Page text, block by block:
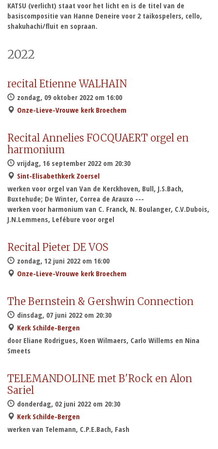
KATSU (verlicht) staat voor het licht en is de titel van de
basiscompositie van Hanne Deneire voor 2 taikospelers, cello,
shakuhachi/fluit en sopraan.
2022
recital Etienne WALHAIN
zondag, 09 oktober 2022 om 16:00
Onze-Lieve-Vrouwe kerk Broechem
Recital Annelies FOCQUAERT orgel en
harmonium
vrijdag, 16 september 2022 om 20:30
Sint-Elisabethkerk Zoersel
werken voor orgel van Van de Kerckhoven, Bull, J.S.Bach,
Buxtehude; De Winter, Correa de Arauxo ---
werken voor harmonium van C. Franck, N. Boulanger, C.V.Dubois,
J.N.Lemmens, Lefébure voor orgel
Recital Pieter DE VOS
zondag, 12 juni 2022 om 16:00
Onze-Lieve-Vrouwe kerk Broechem
The Bernstein & Gershwin Connection
dinsdag, 07 juni 2022 om 20:30
Kerk Schilde-Bergen
door Eliane Rodrigues, Koen Wilmaers, Carlo Willems en Nina
Smeets
TELEMANDOLINE met B'Rock en Alon
Sariel
donderdag, 02 juni 2022 om 20:30
Kerk Schilde-Bergen
werken van Telemann, C.P.E.Bach, Fash